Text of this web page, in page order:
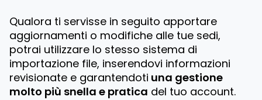
Qualora ti servisse in seguito apportare
aggiornamenti o modifiche alle tue sedi,
potrai utilizzare lo stesso sistema di
importazione file, inserendovi informazioni
revisionate e garantendoti una gestione
molto più snella e pratica del tuo account.